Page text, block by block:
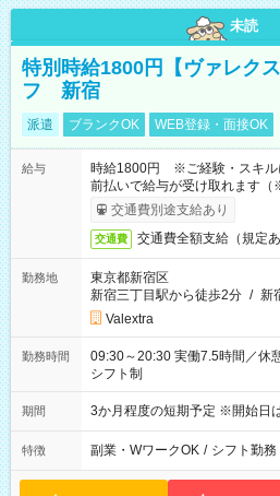
未読
特別時給1800円【ヴァレク
フ 新宿
派遣 ブランクOK WEB登録・面接OK
給与
時給1800円 ※ご経験・スキル
前払いで給与が受け取れます（
交通費別途支給あり
交通費 交通費全額支給（規定あ
勤務地
東京都新宿区
新宿三丁目駅から徒歩2分 / 新
Valextra
勤務時間
09:30～20:30 実働7.5時間／休憩1.5時間 営業時間に合わせた
シフト制
期間 3か月程度の短期予定 ※開始日
特徴 副業・WワークOK / シフト勤務